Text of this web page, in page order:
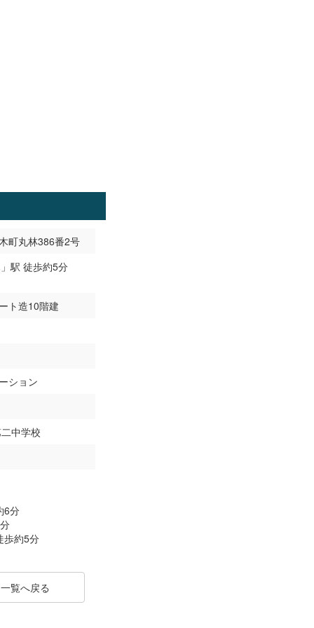
町丸林386番2号
ト造10階建
ション
中学校
6分
歩約5分
覧へ戻る